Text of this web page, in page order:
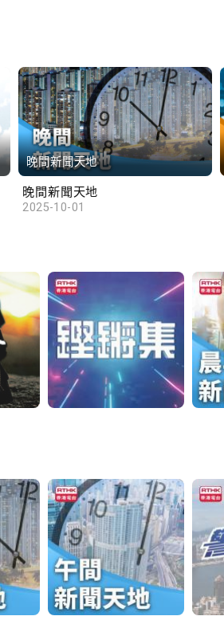
晚間新聞天地
晚間新聞天地
2025-10-01